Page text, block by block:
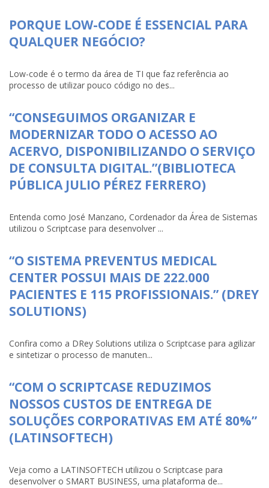
PORQUE LOW-CODE É ESSENCIAL PARA
QUALQUER NEGÓCIO?
Low-code é o termo da área de TI que faz referência ao
processo de utilizar pouco código no des...
“CONSEGUIMOS ORGANIZAR E
MODERNIZAR TODO O ACESSO AO
ACERVO, DISPONIBILIZANDO O SERVIÇO
DE CONSULTA DIGITAL.”(BIBLIOTECA
PÚBLICA JULIO PÉREZ FERRERO)
Entenda como José Manzano, Cordenador da Área de Sistemas
utilizou o Scriptcase para desenvolver ...
“O SISTEMA PREVENTUS MEDICAL
CENTER POSSUI MAIS DE 222.000
PACIENTES E 115 PROFISSIONAIS.” (DREY
SOLUTIONS)
Confira como a DRey Solutions utiliza o Scriptcase para agilizar
e sintetizar o processo de manuten...
“COM O SCRIPTCASE REDUZIMOS
NOSSOS CUSTOS DE ENTREGA DE
SOLUÇÕES CORPORATIVAS EM ATÉ 80%”
(LATINSOFTECH)
Veja como a LATINSOFTECH utilizou o Scriptcase para
desenvolver o SMART BUSINESS, uma plataforma de...